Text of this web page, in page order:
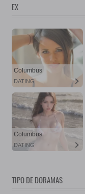
EX
TIPO DE DORAMAS